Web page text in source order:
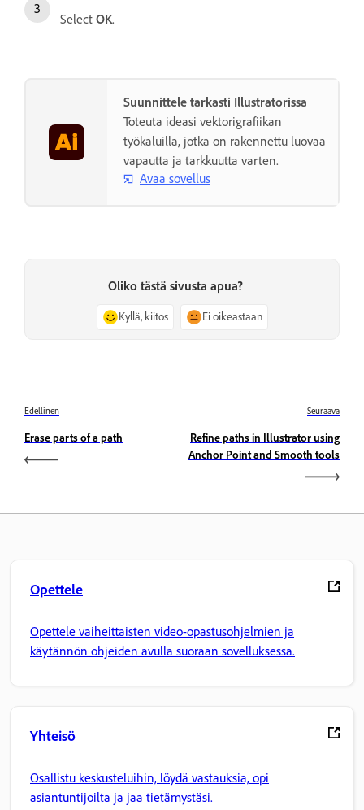
Select OK.
Suunnittele tarkasti Illustratorissa
Toteuta ideasi vektorigrafiikan
työkaluilla, jotka on rakennettu luovaa
vapautta ja tarkkuutta varten.
Avaa sovellus
Oliko tästä sivusta apua?
Kyllä, kiitos Ei oikeastaan
Edellinen
Erase parts of a path
Seuraava
Refine paths in Illustrator using
Anchor Point and Smooth tools
Opettele
Opettele vaiheittaisten video-opastusohjelmien ja
käytännön ohjeiden avulla suoraan sovelluksessa.
Yhteisö
Osallistu keskusteluihin, löydä vastauksia, opi
asiantuntijoilta ja jaa tietämystäsi.